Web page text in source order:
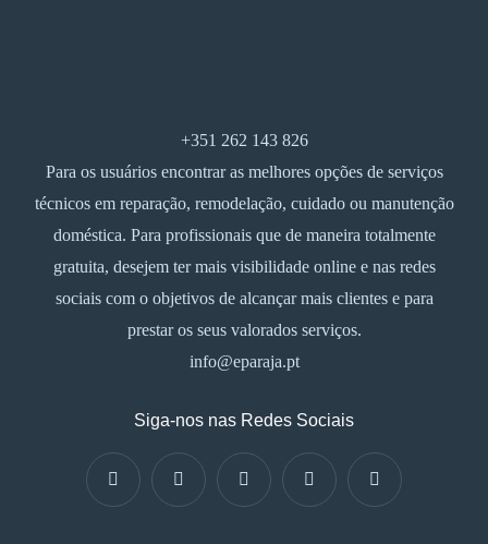
+351 262 143 826
Para os usuários encontrar as melhores opções de serviços
técnicos em reparação, remodelação, cuidado ou manutenção
doméstica. Para profissionais que de maneira totalmente
gratuita, desejem ter mais visibilidade online e nas redes
sociais com o objetivos de alcançar mais clientes e para
prestar os seus valorados serviços.
info@eparaja.pt
Siga-nos nas Redes Sociais